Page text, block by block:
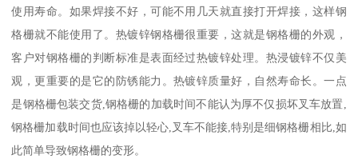
使用寿命。如果焊接不好，可能不用几天就直接打开焊接，这样钢
格栅就不能使用了。热镀锌钢格栅很重要，这就是钢格栅的外观，
客户对钢格栅的判断标准是表面经过热镀锌处理。热浸镀锌不仅美
观，更重要的是它的防锈能力。热镀锌质量好，自然寿命长。一点
是钢格栅包装交货,钢格栅的加载时间不能认为厚不仅损坏叉车放置,
钢格栅加载时间也应该掉以轻心,叉车不能接,特别是细钢格栅相比,如
此简单导致钢格栅的变形。